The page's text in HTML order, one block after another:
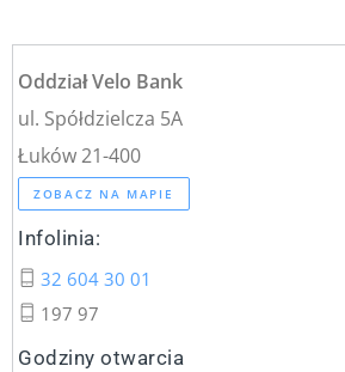
Oddział Velo Bank
ul. Spółdzielcza 5A
Łuków 21-400
ZOBACZ NA MAPIE
Infolinia:
32 604 30 01
197 97
Godziny otwarcia